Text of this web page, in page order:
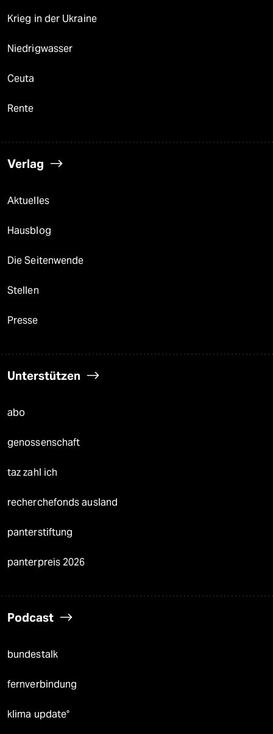
Krieg in der Ukraine
Niedrigwasser
Ceuta
Rente
Verlag
Aktuelles
Hausblog
Die Seitenwende
Stellen
Presse
Unterstützen
abo
genossenschaft
taz zahl ich
recherchefonds ausland
panterstiftung
panterpreis 2026
Podcast
bundestalk
fernverbindung
klima update°